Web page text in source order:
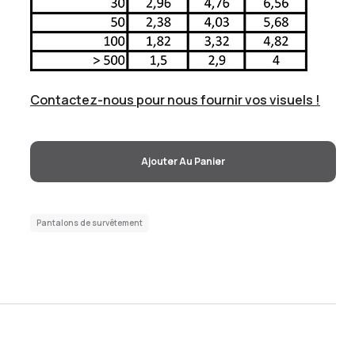
Contactez-nous pour nous fournir vos visuels !
Ajouter Au Panier
Pantalons de survêtement